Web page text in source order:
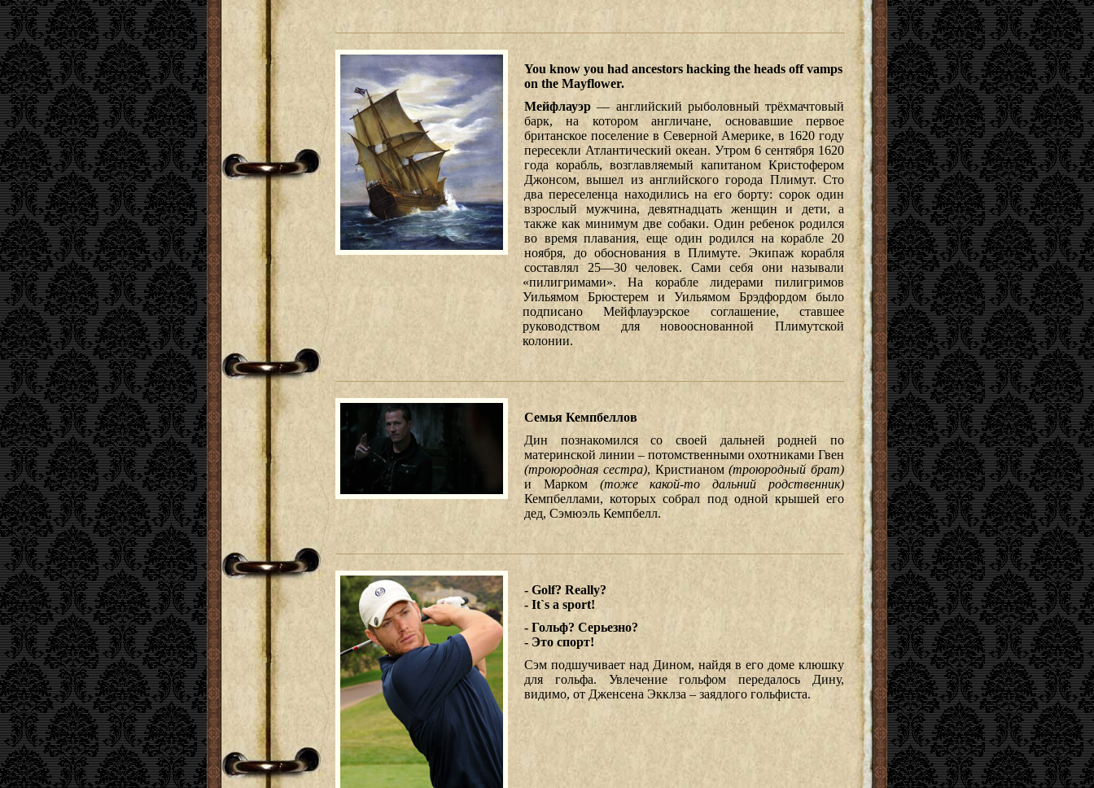
You know you had ancestors hacking the heads off vamps
on the Mayflower.
Мейфлауэр — aнглийский рыболовный трёхмачтовый
барк, на котором англичане, основавшие первое
британское поселение в Северной Америке, в 1620 году
пересекли Атлантический океан. Утром 6 сентября 1620
года корабль, возглавляемый капитаном Кристофером
Джонсом, вышел из английского города Плимут. Сто
два переселенца находились на его борту: сорок один
взрослый мужчина, девятнадцать женщин и дети, а
также как минимум две собаки. Один ребенок родился
во время плавания, еще один родился на корабле 20
ноября, до обоснования в Плимуте. Экипаж корабля
составлял 25—30 человек. Сами себя они называли
«пилигримами». На корабле лидерами пилигримов
Уильямом Брюстерем и Уильямом Брэдфордом было
подписано Мейфлауэрское соглашение, ставшее
руководством для новооснованной Плимутской
колонии.
Семья Кемпбеллов
Дин познакомился со своей дальней родней по
материнской линии – потомственными охотниками Гвен
(троюродная сестра), Кристианом(троюродный брат)
и Марком (тоже какой-то дальний родственник)
Кемпбеллами, которых собрал под одной крышей его
дед, Сэмюэль Кемпбелл.
- Golf? Really?
- It`s a sport!
- Гольф? Серьезно?
- Это спорт!
Сэм подшучивает над Дином, найдя в его доме клюшку
для гольфа. Увлечение гольфом передалось Дину,
видимо, от Дженсена Экклза – заядлого гольфиста.